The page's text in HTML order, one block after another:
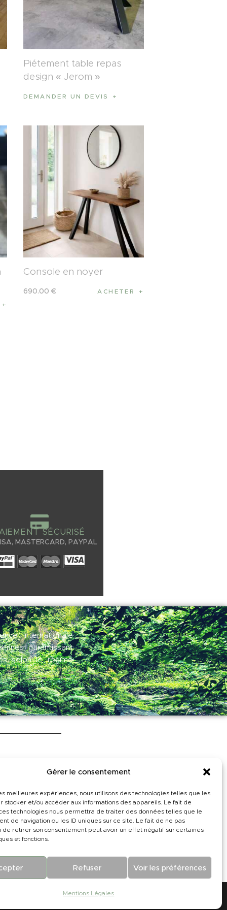
Gérer le consentement
meilleures expériences, nous utilisons des technologies telles que les
stocker et/ou accéder aux informations des appareils. Le fait de
technologies nous permettra de traiter des données telles que le
de navigation ou les ID uniques sur ce site. Le fait de ne pas
de retirer son consentement peut avoir un effet négatif sur certaines
et fonctions.
Refuser Voir les préférences
Mentions Légales
Piétement table repas
design « Jerom »
DEMANDER UN DEVIS
Console en noyer
690.00 € ACHETER
SÉCURISÉ
MASTERCARD, PAYPAL
internationale
garantissant
selon le régime
sur mesure ?
PARLONS-EN !
| HDKNDesign